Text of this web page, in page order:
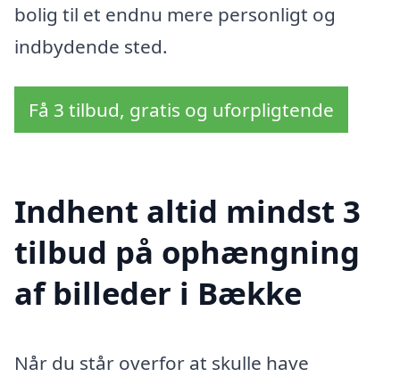
bolig til et endnu mere personligt og
indbydende sted.
Få 3 tilbud, gratis og uforpligtende
Indhent altid mindst 3
tilbud på ophængning
af billeder i Bække
Når du står overfor at skulle have